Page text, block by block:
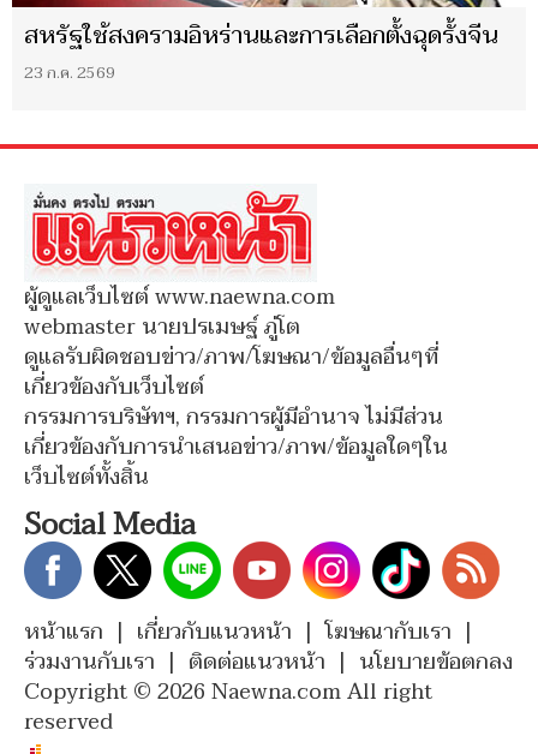
สหรัฐใช้สงครามอิหร่านและการเลือกตั้งฉุดรั้งจีน
23 ก.ค. 2569
ผู้ดูแลเว็บไซต์ www.naewna.com
webmaster นายปรเมษฐ์ ภู่โต
ดูแลรับผิดชอบข่าว/ภาพ/โฆษณา/ข้อมูลอื่นๆที่
เกี่ยวข้องกับเว็บไซต์
กรรมการบริษัทฯ, กรรมการผู้มีอำนาจ ไม่มีส่วน
เกี่ยวข้องกับการนำเสนอข่าว/ภาพ/ข้อมูลใดๆใน
เว็บไซต์ทั้งสิ้น
Social Media
หน้าแรก | เกี่ยวกับแนวหน้า | โฆษณากับเรา |
ร่วมงานกับเรา | ติดต่อแนวหน้า | นโยบายข้อตกลง
Copyright © 2026 Naewna.com All right
reserved